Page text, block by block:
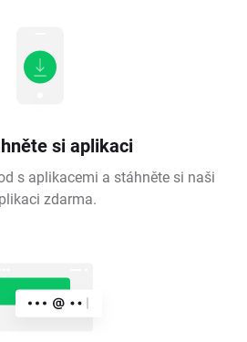
si aplikaci
s aplikacemi a stáhněte si naši
zdarma.